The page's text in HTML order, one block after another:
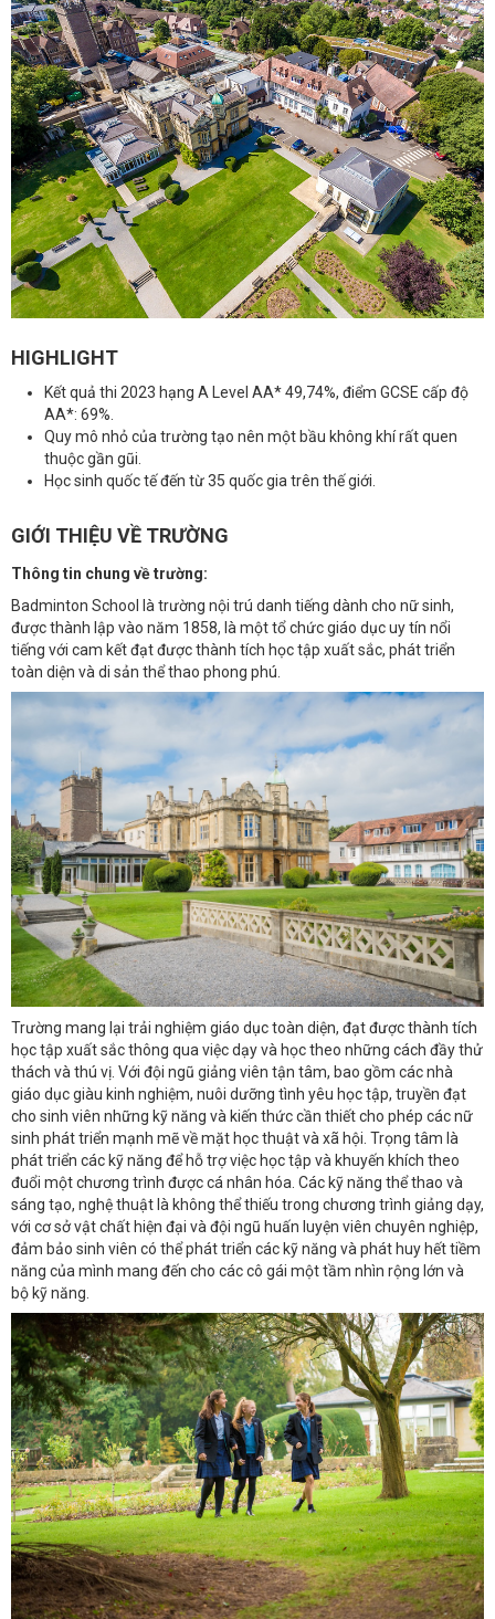
HIGHLIGHT
Kết quả thi 2023 hạng A Level AA* 49,74%, điểm GCSE cấp độ
AA*: 69%.
Quy mô nhỏ của trường tạo nên một bầu không khí rất quen
thuộc gần gũi.
Học sinh quốc tế đến từ 35 quốc gia trên thế giới.
GIỚI THIỆU VỀ TRƯỜNG
Thông tin chung về trường:
Badminton School là trường nội trú danh tiếng dành cho nữ sinh,
được thành lập vào năm 1858, là một tổ chức giáo dục uy tín nổi
tiếng với cam kết đạt được thành tích học tập xuất sắc, phát triển
toàn diện và di sản thể thao phong phú.
Trường mang lại trải nghiệm giáo dục toàn diện, đạt được thành tích
học tập xuất sắc thông qua việc dạy và học theo những cách đầy thử
thách và thú vị. Với đội ngũ giảng viên tận tâm, bao gồm các nhà
giáo dục giàu kinh nghiệm, nuôi dưỡng tình yêu học tập, truyền đạt
cho sinh viên những kỹ năng và kiến ​​thức cần thiết cho phép các nữ
sinh phát triển mạnh mẽ về mặt học thuật và xã hội. Trọng tâm là
phát triển các kỹ năng để hỗ trợ việc học tập và khuyến khích theo
đuổi một chương trình được cá nhân hóa. Các kỹ năng thể thao và
sáng tạo, nghệ thuật là không thể thiếu trong chương trình giảng dạy,
với cơ sở vật chất hiện đại và đội ngũ huấn luyện viên chuyên nghiệp,
đảm bảo sinh viên có thể phát triển các kỹ năng và phát huy hết tiềm
năng của mình mang đến cho các cô gái một tầm nhìn rộng lớn và
bộ kỹ năng.